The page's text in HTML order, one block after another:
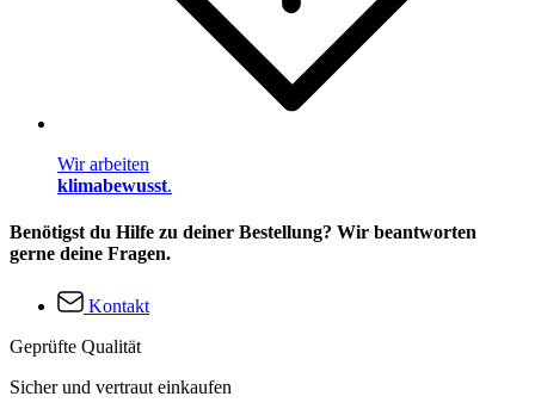
Wir arbeiten
klimabewusst.
Benötigst du Hilfe zu deiner Bestellung? Wir beantworten
gerne deine Fragen.
Kontakt
Geprüfte Qualität
Sicher und vertraut einkaufen